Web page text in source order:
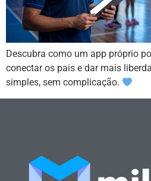
Descubra como um app próprio
conectar os pais e dar mais
simples, sem complicação.